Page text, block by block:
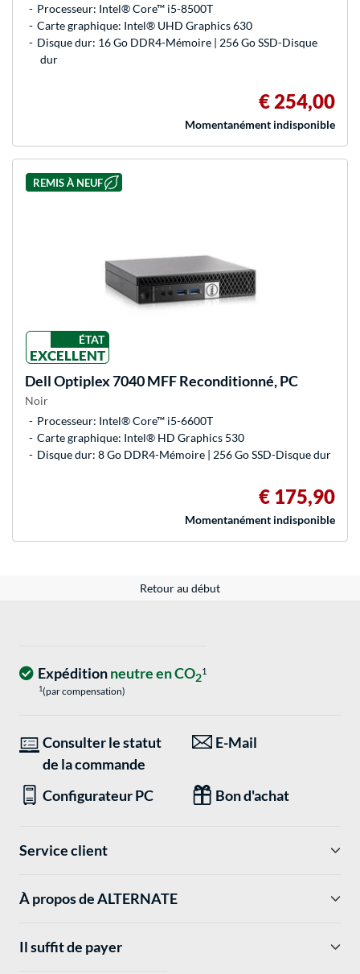
Processeur: Intel® Core™ i5-8500T
Carte graphique: Intel® UHD Graphics 630
Disque dur: 16 Go DDR4-Mémoire | 256 Go SSD-Disque
dur
€ 254,00
Momentanément indisponible
REMIS À NEUF
ÉTAT
EXCELLENT
DellOptiplex 7040 MFF Reconditionné, PC
Noir
Processeur: Intel® Core™ i5-6600T
Carte graphique: Intel® HD Graphics 530
Disque dur: 8 Go DDR4-Mémoire | 256 Go SSD-Disque dur
€ 175,90
Momentanément indisponible
Retour au début
Expéditionneutre en CO21
1(par compensation)
Consulter le statut
de la commande
E-Mail
Configurateur PC Bon d'achat
Service client
À propos de ALTERNATE
Il suffit de payer